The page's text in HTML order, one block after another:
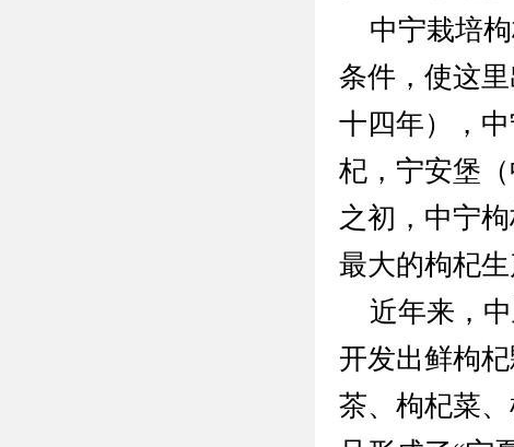
中宁栽培枸
条件，使这
十四年），
杞，宁安堡
之初，中宁
最大的枸杞生
近年来，中
开发出鲜枸
茶、枸杞菜